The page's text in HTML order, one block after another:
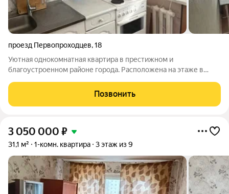
проезд Первопроходцев,18
Уютная однокомнатная квартира в престижном и
благоустроенном районе города. Расположена на этаже в
просторная гостиная, кухня и раздельный санузел. В квартире
выполнен качественный косметический
Позвонить
3 050 000 ₽
31,1 м² 1-комн. квартира 3 этаж из 9